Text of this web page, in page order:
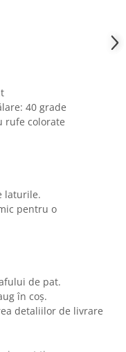
40 grade
rufe colorate
laturile.
pentru o
de pat.
în coș.
detaliilor de livrare